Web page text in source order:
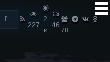
227
2
к
46
78